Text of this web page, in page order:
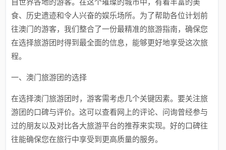
自世界各地的游客。在这个璀璨的城市中，有着丰富的美
食、历史遗迹和令人兴奋的娱乐场所。为了帮助各位计划前
往澳门的游客，我们整合了一份最精准的旅游指南，确保您
在选择旅游团时得到最全面的信息，能够更好地享受这次旅
程。
一、澳门旅游团的选择
在选择澳门旅游团时，游客需考虑几个关键因素。要关注旅
游团的口碑与评价。这可以查看网上的评论、问询曾经参与
过的朋友以及对比各大旅游平台的推荐来实现。好的口碑往
往能确保您在旅行中享受到更高质量的服务。